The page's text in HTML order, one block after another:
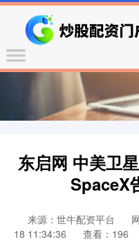
东启网 中美卫
SpaceX
来源：世牛配资平台
18 11:34:36
查看：196